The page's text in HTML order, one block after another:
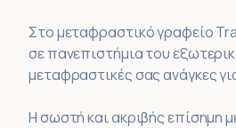
Στο μεταφραστικό γραφείο
σε πανεπιστήμια του
μεταφραστικές σας ανάγκες
Η σωστή και ακριβής επίσημη